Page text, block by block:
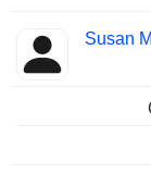
Susan